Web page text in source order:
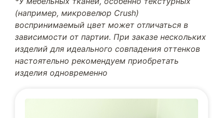
(например, микровелюр Crush)
воспринимаемый цвет может отличаться в
зависимости от партии. При заказе нескольких
изделий для идеального совпадения оттенков
настоятельно рекомендуем приобретать
изделия одновременно